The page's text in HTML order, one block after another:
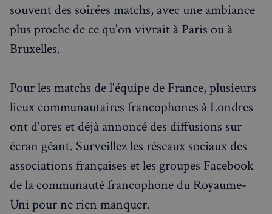
souvent des soirées matchs, avec une ambiance
plus proche de ce qu'on vivrait à Paris ou à
Bruxelles.
Pour les matchs de l'équipe de France, plusieurs
lieux communautaires francophones à Londres
ont d'ores et déjà annoncé des diffusions sur
écran géant. Surveillez les réseaux sociaux des
associations françaises et les groupes Facebook
de la communauté francophone du Royaume-
Uni pour ne rien manquer.